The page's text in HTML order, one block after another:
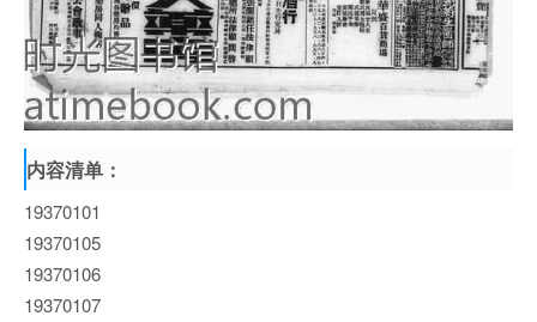
内容清单：
19370101
19370105
19370106
19370107